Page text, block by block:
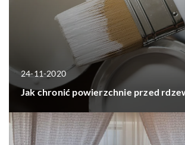
24-11-2020
Jak chronić powierzchnie przed